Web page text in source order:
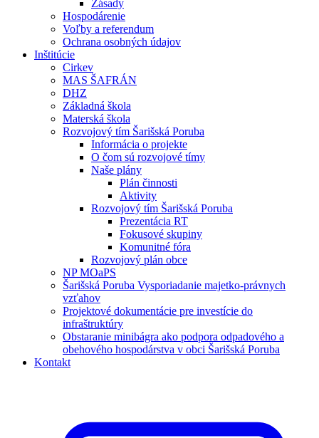
Zásady
Hospodárenie
Voľby a referendum
Ochrana osobných údajov
Inštitúcie
Cirkev
MAS ŠAFRÁN
DHZ
Základná škola
Materská škola
Rozvojový tím Šarišská Poruba
Informácia o projekte
O čom sú rozvojové tímy
Naše plány
Plán činnosti
Aktivity
Rozvojový tím Šarišská Poruba
Prezentácia RT
Fokusové skupiny
Komunitné fóra
Rozvojový plán obce
NP MOaPS
Šarišská Poruba Vysporiadanie majetko-právnych
vzťahov
Projektové dokumentácie pre investície do
infraštruktúry
Obstaranie minibágra ako podpora odpadového a
obehového hospodárstva v obci Šarišská Poruba
Kontakt